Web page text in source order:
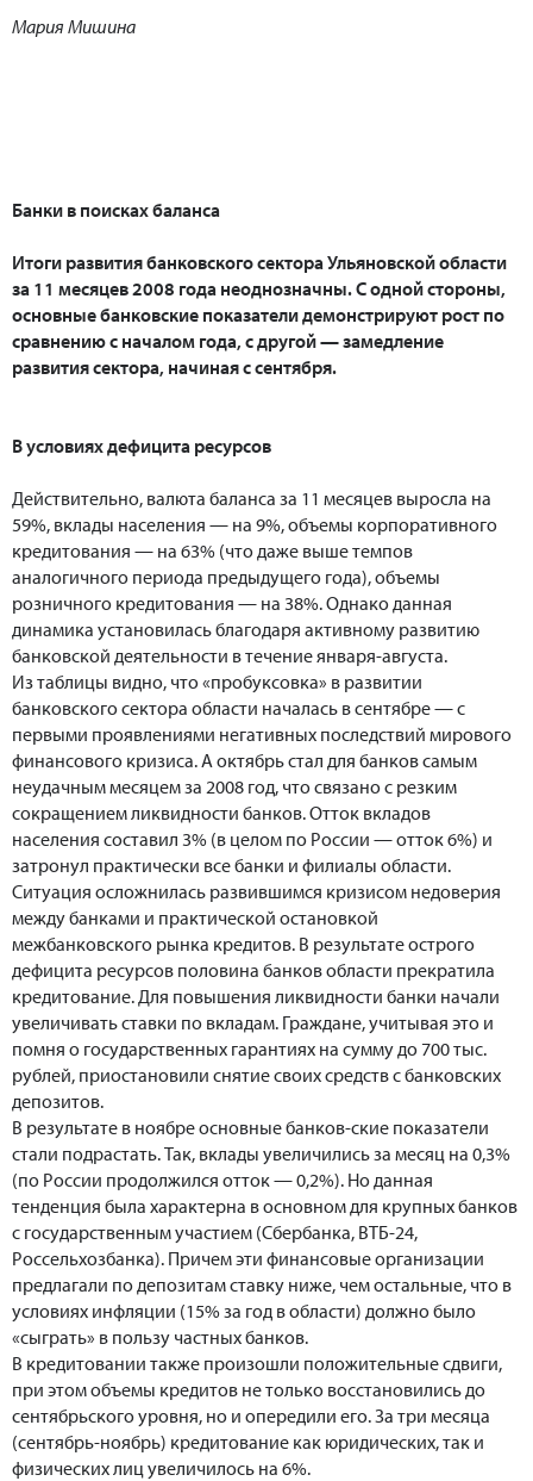
Мария Мишина
Банки в поисках баланса
Итоги развития банковского сектора Ульяновской области
за 11 месяцев 2008 года неоднозначны. С одной стороны,
основные банковские показатели демонстрируют рост по
сравнению с началом года, с другой — замедление
развития сектора, начиная с сентября.
В условиях дефицита ресурсов
Действительно, валюта баланса за 11 месяцев выросла на
59%, вклады населения — на 9%, объемы корпоративного
кредитования — на 63% (что даже выше темпов
аналогичного периода предыдущего года), объемы
розничного кредитования — на 38%. Однако данная
динамика установилась благодаря активному развитию
банковской деятельности в течение января-августа.
Из таблицы видно, что «пробуксовка» в развитии
банковского сектора области началась в сентябре — с
первыми проявлениями негативных последствий мирового
финансового кризиса. А октябрь стал для банков самым
неудачным месяцем за 2008 год, что связано с резким
сокращением ликвидности банков. Отток вкладов
населения составил 3% (в целом по России — отток 6%) и
затронул практически все банки и филиалы области.
Ситуация осложнилась развившимся кризисом недоверия
между банками и практической остановкой
межбанковского рынка кредитов. В результате острого
дефицита ресурсов половина банков области прекратила
кредитование. Для повышения ликвидности банки начали
увеличивать ставки по вкладам. Граждане, учитывая это и
помня о государственных гарантиях на сумму до 700 тыс.
рублей, приостановили снятие своих средств с банковских
депозитов.
В результате в ноябре основные банков-ские показатели
стали подрастать. Так, вклады увеличились за месяц на 0,3%
(по России продолжился отток — 0,2%). Но данная
тенденция была характерна в основном для крупных банков
с государственным участием (Сбербанка, ВТБ-24,
Россельхозбанка). Причем эти финансовые организации
предлагали по депозитам ставку ниже, чем остальные, что в
условиях инфляции (15% за год в области) должно было
«сыграть» в пользу частных банков.
В кредитовании также произошли положительные сдвиги,
при этом объемы кредитов не только восстановились до
сентябрьского уровня, но и опередили его. За три месяца
(сентябрь-ноябрь) кредитование как юридических, так и
физических лиц увеличилось на 6%.